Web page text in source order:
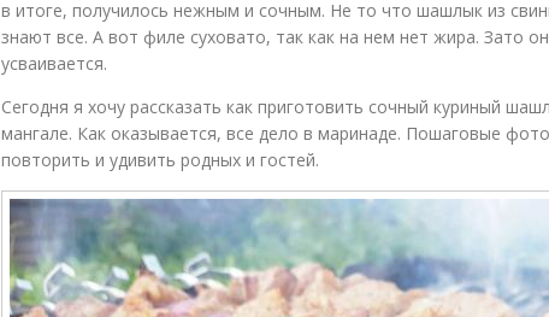
в итоге, получилось нежным и сочным. Не то что шашлык из
знают все. А вот филе суховато, так как на нем нет жира. Зато
усваивается.
Сегодня я хочу рассказать как приготовить сочный куриный
мангале. Как оказывается, все дело в маринаде. Пошаговые
повторить и удивить родных и гостей.